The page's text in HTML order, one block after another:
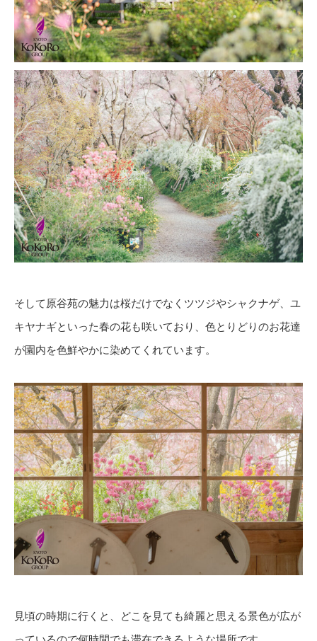
そして原谷苑の魅力は桜だけでなくツツジやシャクナゲ、ユ
キヤナギといった春の花も咲いており、色とりどりのお花達
が園内を色鮮やかに染めてくれています。
見頃の時期に行くと、どこを見ても綺麗と思える景色が広が